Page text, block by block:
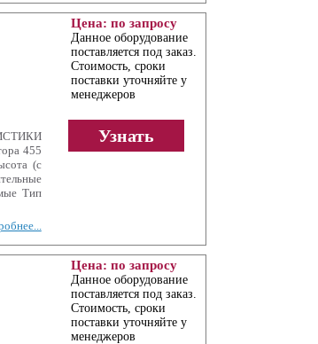
Цена: по запросу
Данное оборудование
поставляется под заказ.
Стоимость, сроки
поставки уточняйте у
менеджеров
Узнать
455
(с
Тип
Цена: по запросу
Данное оборудование
поставляется под заказ.
Стоимость, сроки
поставки уточняйте у
менеджеров